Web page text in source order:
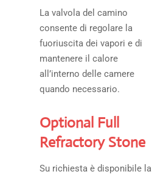
La valvola del camino
consente di regolare la
fuoriuscita dei vapori e di
mantenere il calore
all’interno delle camere
quando necessario.
Optional Full
Refractory Stone
Su richiesta è disponibile la